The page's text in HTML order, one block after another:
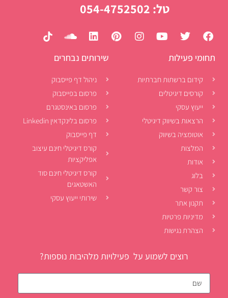
טל: 054-4752502
תחומי פעילות
קידום ברשתות חברתיות
קורסים דיגיטלים
ייעוץ עסקי
הרצאות בשיווק דיגיטלי
אוטומציה בשיווק
המלצות
אודות
בלוג
צור קשר
תקנון אתר
מדיניות פרטיות
הצהרת נגישות
שירותים נבחרים
ניהול דף פייסבוק
פרסום בפייסבוק
פרסום באינסטגרם
פרסום בלינקדאין Linkedin
דף פייסבוק
קורס דיגיטלי חינם עיצוב
אפליקציות
קורס דיגיטלי חינם סוד
האשטאגים
שירותי ייעוץ עסקי
רוצים לשמוע על פעילויות מלהיבות נוספות?